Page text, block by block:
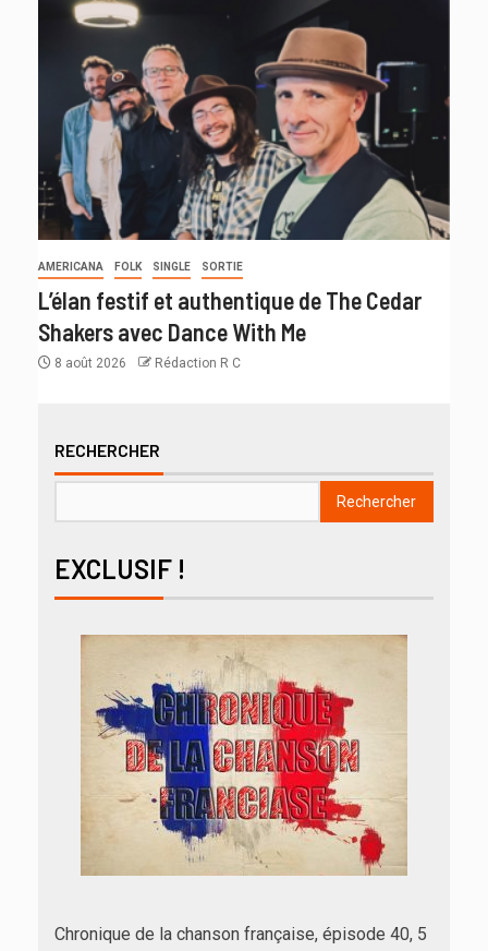
AMERICANA FOLK SINGLE SORTIE
L’élan festif et authentique de The Cedar
Shakers avec Dance With Me
8 août 2026 Rédaction R C
RECHERCHER
Rechercher
EXCLUSIF !
Chronique de la chanson française, épisode 40, 5